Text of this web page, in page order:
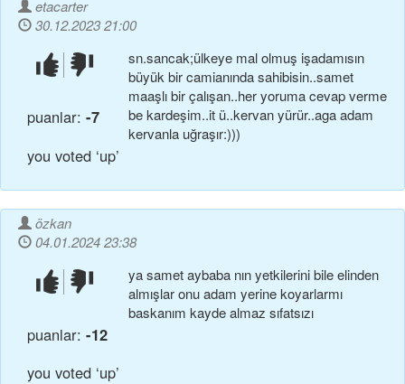
etacarter
30.12.2023 21:00
beğendim!beğenmedim!
puanlar: -7
you voted ‘up’
sn.sancak;ülkeye mal olmuş işadamısın
büyük bir camianında sahibisin..samet
maaşlı bir çalışan..her yoruma cevap verme
be kardeşim..i̇t ü..kervan yürür..aga adam
kervanla uğraşır:)))
özkan
04.01.2024 23:38
beğendim!beğenmedim!
puanlar: -12
you voted ‘up’
ya samet aybaba nın yetkilerini bile elinden
almışlar onu adam yerine koyarlarmı
baskanım kayde almaz sıfatsızı